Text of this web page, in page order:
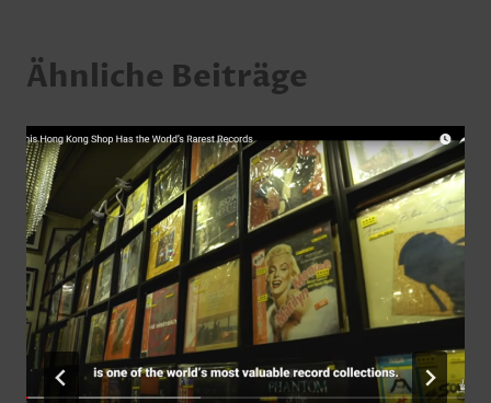
Ähnliche Beiträge